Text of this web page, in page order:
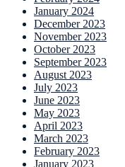
January 2024
December 2023
November 2023
October 2023
September 2023
August 2023
July 2023
June 2023
May 2023
April 2023
March 2023
February 2023
January 2023